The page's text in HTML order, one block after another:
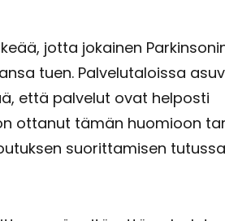
jotta jokainen
tuen. Palvelutaloissa
että palvelut ovat helposti
ottanut tämän huomioon
suorittamisen